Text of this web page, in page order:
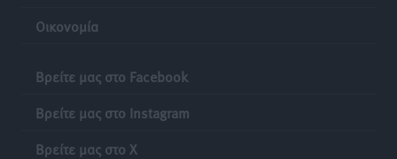
Οικονομία
Βρείτε μας στο Facebook
Βρείτε μας στο Instagram
Βρείτε μας στο X